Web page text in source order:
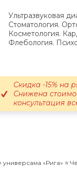
Ультразвуковая
Стоматология.
Косметология.
Флебология.
Скидка -15% на
Снижена
консультация
«Рига» ⭐️